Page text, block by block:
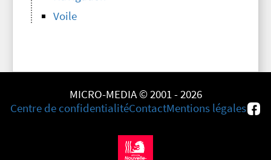
Voile
MICRO-MEDIA © 2001 - 2026
Centre de confidentialitéContactMentions légales